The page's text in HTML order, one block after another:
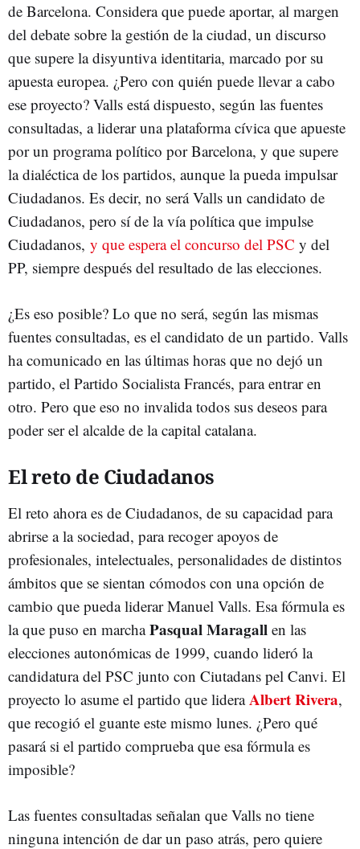
de Barcelona. Considera que puede aportar, al margen
del debate sobre la gestión de la ciudad, un discurso
que supere la disyuntiva identitaria, marcado por su
apuesta europea. ¿Pero con quién puede llevar a cabo
ese proyecto? Valls está dispuesto, según las fuentes
consultadas, a liderar una plataforma cívica que apueste
por un programa político por Barcelona, y que supere
la dialéctica de los partidos, aunque la pueda impulsar
Ciudadanos. Es decir, no será Valls un candidato de
Ciudadanos, pero sí de la vía política que impulse
Ciudadanos, y que espera el concurso del PSC y del
PP, siempre después del resultado de las elecciones.
¿Es eso posible? Lo que no será, según las mismas
fuentes consultadas, es el candidato de un partido. Valls
ha comunicado en las últimas horas que no dejó un
partido, el Partido Socialista Francés, para entrar en
otro. Pero que eso no invalida todos sus deseos para
poder ser el alcalde de la capital catalana.
El reto de Ciudadanos
El reto ahora es de Ciudadanos, de su capacidad para
abrirse a la sociedad, para recoger apoyos de
profesionales, intelectuales, personalidades de distintos
ámbitos que se sientan cómodos con una opción de
cambio que pueda liderar Manuel Valls. Esa fórmula es
la que puso en marchaPasqual Maragall en las
elecciones autonómicas de 1999, cuando lideró la
candidatura del PSC junto con Ciutadans pel Canvi. El
proyecto lo asume el partido que lideraAlbert Rivera,
que recogió el guante este mismo lunes. ¿Pero qué
pasará si el partido comprueba que esa fórmula es
imposible?
Las fuentes consultadas señalan que Valls no tiene
ninguna intención de dar un paso atrás, pero quiere